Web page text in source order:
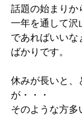
話題の始まりか
一年を通して沢
であればいいな
ばかりです。
休みが長いと、
が・・・
そのような方多